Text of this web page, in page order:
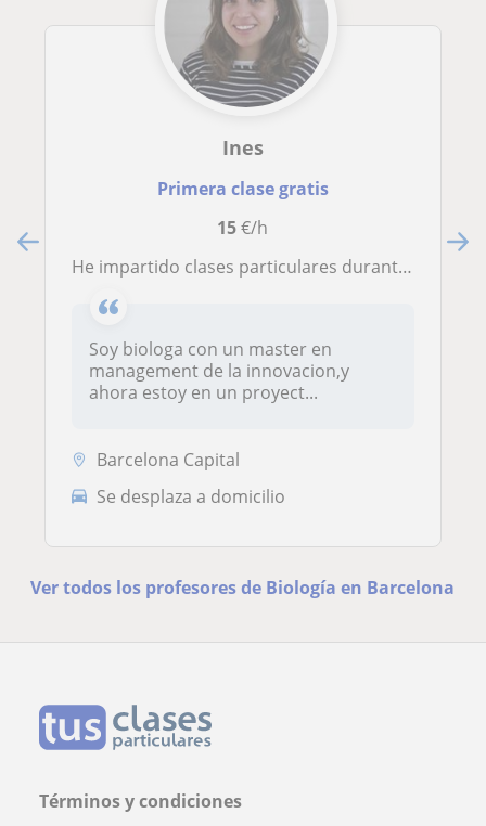
Ines
Primera clase gratis
15€/h
He impartido clases particulares durante 3 años a chicas entre la ESO y bachillerato en Paris. Los resultados siempre se han visto! Con confianza, ayuda y aplicándose siempre es posible!
Soy biologa con un master en
management de la innovacion,y
ahora estoy en un proyect...
Barcelona Capital
Se desplaza a domicilio
Ver todos los profesores de Biología en Barcelona
Términos y condiciones